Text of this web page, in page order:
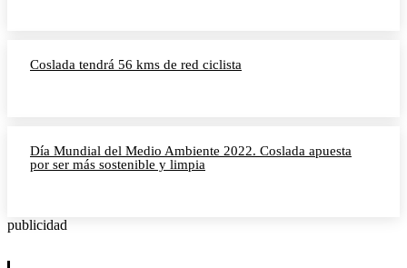
Coslada tendrá 56 kms de red ciclista
Día Mundial del Medio Ambiente 2022. Coslada apuesta
por ser más sostenible y limpia
publicidad